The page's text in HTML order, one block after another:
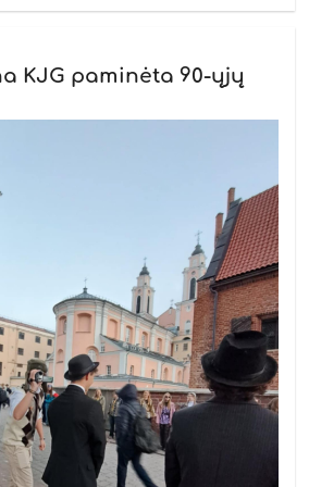
KJG paminėta 90-ųjų